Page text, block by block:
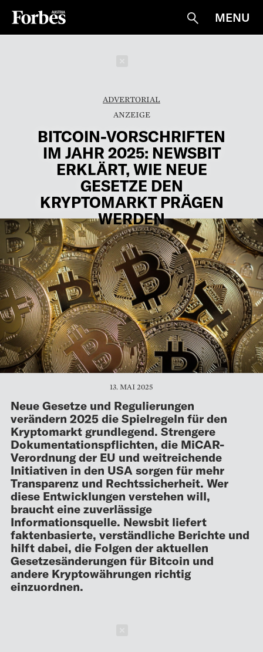
Suche
MENU
ADVERTORIAL
BITCOIN-VORSCHRIFTEN
IM JAHR 2025: NEWSBIT
ERKLÄRT, WIE NEUE
GESETZE DEN
KRYPTOMARKT PRÄGEN
WERDEN
13. MAI 2025
Neue Gesetze und Regulierungen
verändern 2025 die Spielregeln für den
Kryptomarkt grundlegend. Strengere
Dokumentationspflichten, die MiCAR-
Verordnung der EU und weitreichende
Initiativen in den USA sorgen für mehr
Transparenz und Rechtssicherheit. Wer
diese Entwicklungen verstehen will,
braucht eine zuverlässige
Informationsquelle. Newsbit liefert
faktenbasierte, verständliche Berichte und
hilft dabei, die Folgen der aktuellen
Gesetzesänderungen für Bitcoin und
andere Kryptowährungen richtig
einzuordnen.